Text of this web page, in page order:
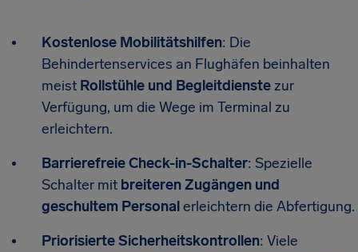
Kostenlose Mobilitätshilfen: Die
Behindertenservices an Flughäfen beinhalten
meist Rollstühle und Begleitdienstezur
Verfügung, um die Wege im Terminal zu
erleichtern.
Barrierefreie Check-in-Schalter: Spezielle
Schalter mit breiteren Zugängen und
geschultem Personalerleichtern die Abfertigung.
Priorisierte Sicherheitskontrollen: Viele